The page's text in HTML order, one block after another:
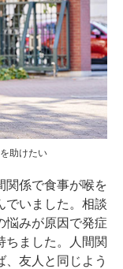
助けたい
関係で食事が喉を
でいました。相談
悩みが原因で発症
ちました。人間関
友人と同じよう